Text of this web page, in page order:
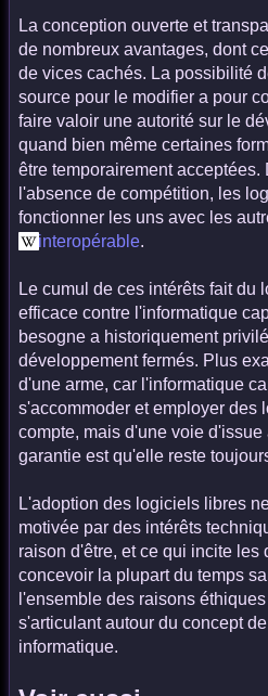
La conception ouverte et
de nombreux avantages, dont
de vices cachés. La possibilité
source pour le modifier a pour
faire valoir une autorité sur le
quand bien même certaines
être temporairement
l'absence de compétition, les
fonctionner les uns avec les
interopérable.
Le cumul de ces intérêts fait du
efficace contre l'informatique
besogne a historiquement
développement fermés. Plus
d'une arme, car l'informatique
s'accommoder et employer des
compte, mais d'une voie
garantie est qu'elle reste
L'adoption des logiciels libres
motivée par des intérêts
raison d'être, et ce qui incite les
concevoir la plupart du temps
l'ensemble des raisons
s'articulant autour du concept
informatique.